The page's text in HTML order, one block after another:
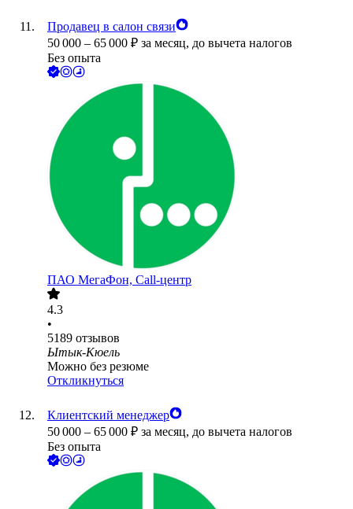
Продавец в салон связи
50 000 – 65 000 ₽ за месяц, до вычета налогов
Без опыта
ПАО МегаФон, Call-центр
4.3
•
5189 отзывов
Ытык-Кюель
Можно без резюме
Откликнуться
Клиентский менеджер
50 000 – 65 000 ₽ за месяц, до вычета налогов
Без опыта